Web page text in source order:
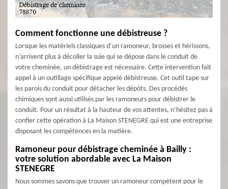
Comment fonctionne une débistreuse ?
Lorsque les matériels classiques d’un ramoneur, brosses et hérissons,
n’arrivent plus à décoller la suie qui se dépose dans le conduit de
votre cheminée, un débistrage est nécessaire. Cette intervention fait
appel à un outillage spécifique appelé débistreuse. Cet outil tape sur
les parois du conduit pour détacher les dépôts. Des procédés
chimiques sont aussi utilisés par les ramoneurs pour débistrer le
conduit. Pour un résultat à la hauteur de vos attentes, n’hésitez pas à
confier cette opération à La Maison STENEGRE qui est une entreprise
disposant les compétences en la matière.
Ramoneur pour débistrage cheminée à Bailly :
votre solution abordable avec La Maison
STENEGRE
Nous sommes savons que trouver un ramoneur compétent pour le